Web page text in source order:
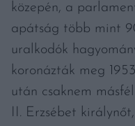
közepén, a
apátság több mint
uralkodók
koronázták meg
után csaknem
II. Erzsébet